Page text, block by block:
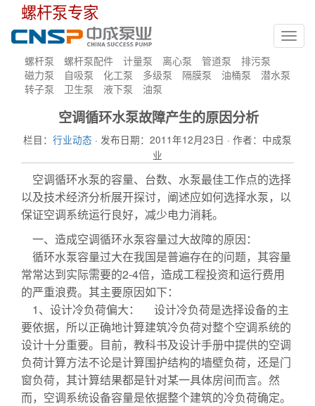
螺杆泵专家
螺杆泵 螺杆泵配件 计量泵 离心泵 管道泵
排污泵
磁力泵
自吸泵 化工泵 多级泵 隔膜泵 油桶泵
潜水泵
转子泵
卫生泵 液下泵 油泵
空调循环水泵故障产生的原因分析
栏目： 行业动态 · 发布日期：2011年12月23日 · 作者：中成泵
业
空调循环水泵的容量、台数、水泵最佳工作点的选择
以及技术经济分析展开探讨，阐述应如何选择水泵，以
保证空调系统运行良好，减少电力消耗。
一、造成空调循环水泵容量过大故障的原因：
循环水泵容量过大在我国是普遍存在的问题，其容量
常常达到实际需要的2-4倍，造成工程投资和运行费用
的严重浪费。其主要原因如下：
1、设计冷负荷偏大： 设计冷负荷是选择设备的主
要依据，所以正确地计算建筑冷负荷对整个空调系统的
设计十分重要。目前，教科书及设计手册中提供的空调
负荷计算方法不论是计算围护结构的墙壁负荷，还是门
窗负荷，其计算结果都是针对某一具体房间而言。然
而，空调系统设备容量是依据整个建筑的冷负荷确定。